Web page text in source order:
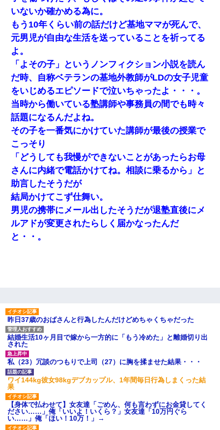
彼女との行為を録画した結果→衝撃の事実が判明したｗｗｗｗｗ
ｗ
ワイアラサー主婦、昨晩久しぶりに夫と致した結果ｗｗｗｗｗ
【衝撃】嫁父の会社に勤続１０年、手取り１４万 → 俺「２２万も
らえる会社から誘われた。転職したい」義父「クビ！（激怒」嫁
「離婚！（激怒」
クラスで一人無口で誰とも話さない男子がいた。→修学旅行に来
なかったその男子に女子達がお土産を渡した。5分後…
【修羅場】彼女親「カスな家柄のヤツなんかと家族になるのはご
めんだ」俺「じゃあ別れます…」→ 彼女「なんで言い返してくれ
なかったの？（泣」
【報告者がキチ】嫁「妊娠した」俺『それじゃあ皆に祝ってもら
おう』友人達を家に連れ帰ってホームパーティー→俺『皆に祝え
てもらえて良かったな！』→
[緊急]ベロベロの女に声をかけて行為してきた結果
32歳ワイ、34歳の可愛い女と付き合うも現実を知ってしまい無事
走り回っていて…
いないか確かめる為に。
もう10年くらい前の話だけど基地ママが死んで、
元男児が自由な生活を送っていることを祈ってる
よ。
「よその子」というノンフィクション小説を読ん
だ時、自称ベテランの基地外教師がLDの女子児童
をいじめるエピソードで泣いちゃったよ・・・。
当時から働いている塾講師や事務員の間でも時々
話題になるんだよね。
その子を一番気にかけていた講師が最後の授業で
こっそり
「どうしても我慢ができないことがあったらお母
さんに内緒で電話かけてね。相談に乗るから」と
助言したそうだが
結局かけてこず仕舞い。
男児の携帯にメール出したそうだが退塾直後にメ
ルアドが変更されたらしく届かなったんだ
と・・。
昨日37歳のおばさんと行為したんだけどめちゃくちゃだった
結婚生活10ヶ月目で嫁から一方的に「もう冷めた」と離婚切り出
された
私（23）冗談のつもりで上司（27）に胸を揉ませた結果・・・
ワイ144kg彼女98kgデブカップル、1年間毎日行為しまくった結
果
【身体で払わせて】女友達「ごめん、何も言わずにお金貸してく
ださい……」俺「いいよ！いくら？」女友達「10万円ぐら
い……」俺「ほい！10万！」→